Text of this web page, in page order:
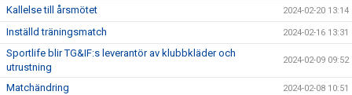
Kallelse till årsmötet 2024-02-20 13:14
Inställd träningsmatch 2024-02-16 13:31
Sportlife blir TG&IF:s leverantör av klubbkläder och
utrustning
2024-02-09 09:52
Matchändring 2024-02-08 10:51